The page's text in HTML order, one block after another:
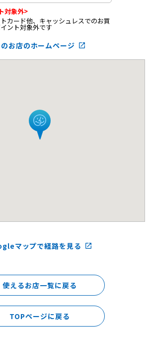
対象外>
カード他、キャッシュレスでのお買
ント対象外です
のお店のホームページ launch
マップで経路を見る launch
使えるお店一覧に戻る
TOPページに戻る